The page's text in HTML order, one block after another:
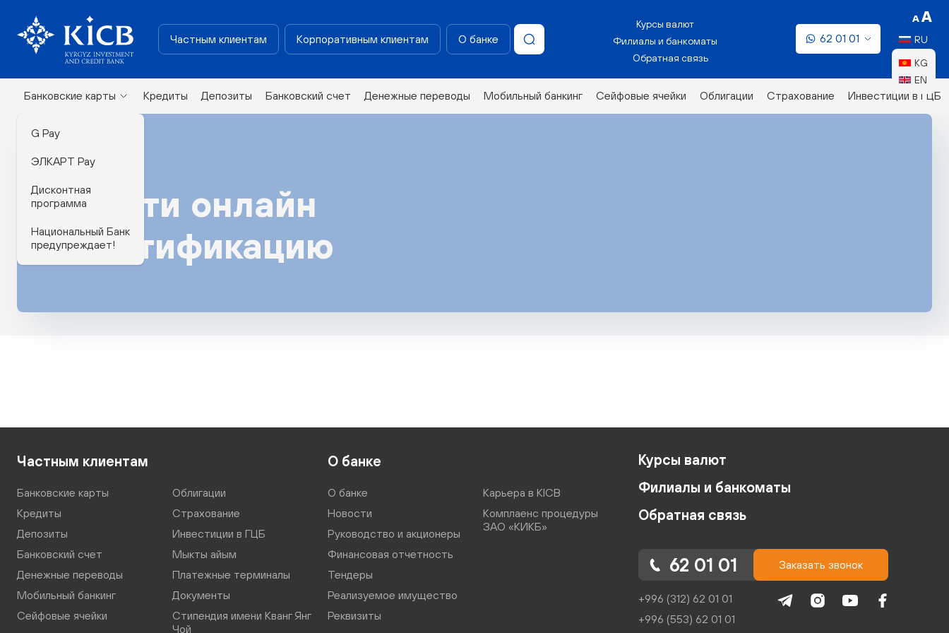
RU
KG
EN
Частным клиентам Корпоративным клиентам О банке
Банковские карты
G Pay
ЭЛКАРТ Pay
Дисконтная
программа
Национальный Банк
предупреждает!
Кредиты Депозиты Банковский счет Денежные переводы Мобильный банкинг Сейфовые ячейки Облигации Страхование Инвестиции в ГЦБ
Курсы валют
Филиалы и банкоматы
Обратная связь
62 01 01
Пройти онлайн
идентификацию
Частным клиентам
Банковские карты
Кредиты
Депозиты
Банковский счет
Денежные переводы
Мобильный банкинг
Сейфовые ячейки
Облигации
Страхование
Инвестиции в ГЦБ
Мыкты айым
Платежные терминалы
Документы
Стипендия имени Кванг Янг
Чой
О банке
О банке
Новости
Руководство и акционеры
Финансовая отчетность
Тендеры
Реализуемое имущество
Реквизиты
Карьера в KICB
Комплаенс процедуры
ЗАО «КИКБ»
Курсы валют
Филиалы и банкоматы
Обратная связь
62 01 01 Заказать звонок
+996 (312) 62 01 01
+996 (553) 62 01 01